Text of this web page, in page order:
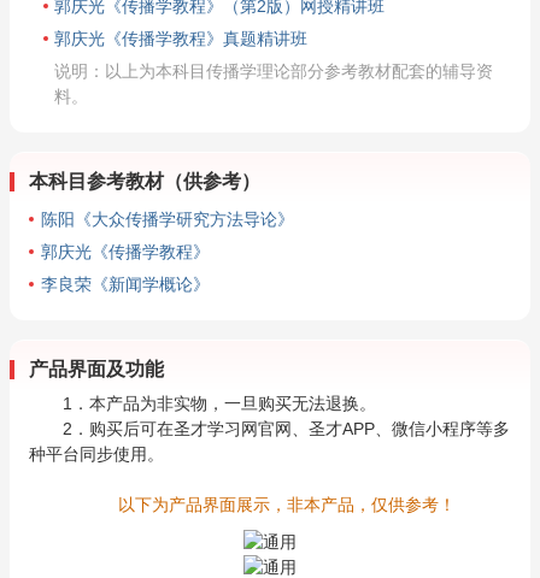
郭庆光《传播学教程》（第2版）网授精讲班
郭庆光《传播学教程》真题精讲班
说明：以上为本科目传播学理论部分参考教材配套的辅导资
料。
本科目参考教材（供参考）
陈阳《大众传播学研究方法导论》
郭庆光《传播学教程》
李良荣《新闻学概论》
产品界面及功能
1．本产品为非实物，一旦购买无法退换。
2．购买后可在圣才学习网官网、圣才APP、微信小程序等多
种平台同步使用。
以下为产品界面展示，非本产品，仅供参考！